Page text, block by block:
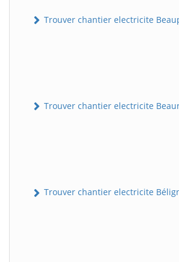
Trouver chantier electricite
Trouver chantier electricite
Trouver chantier electricite